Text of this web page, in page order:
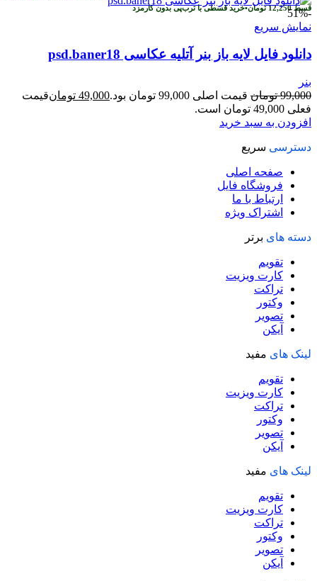
قسط12,250 تومان•خرید قسطی با ترب‌پی بدون کارمزد
-51%
نمایش سریع
دانلود فایل لایه باز بنر آتلیه عکاسی psd.baner18
بنر
99,000 تومان قیمت اصلی 99,000 تومان بود. 49,000 تومانقیمت
فعلی 49,000 تومان است.
افزودن به سبد خرید
دسترسی سریع
صفحه اصلی
فروشگاه فایل
ارتباط با ما
اشتراک ویژه
دسته های برتر
تقویم
کارت ویزیت
تراکت
وکتور
تصویر
آیکن
لینک های مفید
تقویم
کارت ویزیت
تراکت
وکتور
تصویر
آیکن
لینک های مفید
تقویم
کارت ویزیت
تراکت
وکتور
تصویر
آیکن